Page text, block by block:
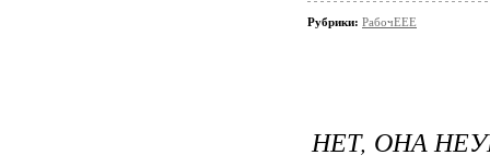
Рубрики: РабочЕЕЕ
НЕТ, ОНА